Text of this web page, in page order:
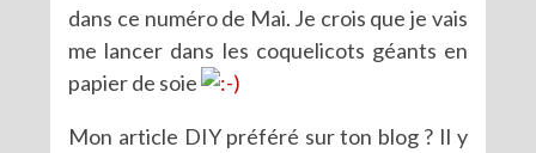
dans ce numéro de Mai. Je crois que je vais
me lancer dans les coquelicots géants en
papier de soie
Mon article DIY préféré sur ton blog ? Il y